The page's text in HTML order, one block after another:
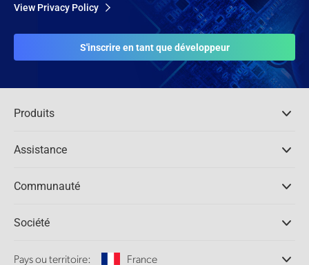
View Privacy Policy
S'inscrire en tant que développeur
Produits
Logiciels DaVinci Resolve et Fusion
Ultimatte
Capture et lecture
Conversion de standards
Assistance
Centre d'assistance technique
Communauté
Société
Pays ou territoire: France